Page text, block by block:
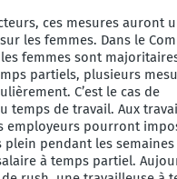
ces mesures auront
les femmes. Dans le
femmes sont
partiels, plusieurs
C’est le cas de
temps de travail. Aux
employeurs pourront
plein pendant les
à temps partiel.